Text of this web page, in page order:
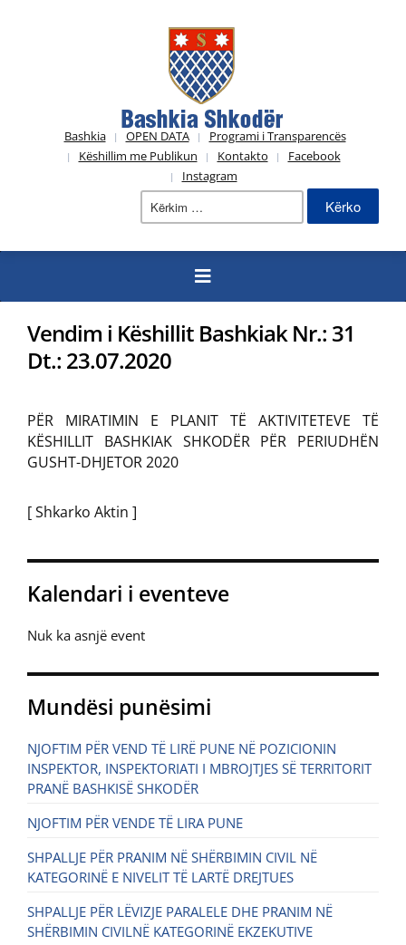
Bashkia OPEN DATA
Programi i Transparencës
Këshillim me Publikun
Kontakto
Facebook
Instagram
Kërko
Vendim i Këshillit Bashkiak Nr.: 31
Dt.: 23.07.2020
PËR MIRATIMIN E PLANIT TË AKTIVITETEVE TË
KËSHILLIT BASHKIAK SHKODËR PËR PERIUDHËN
GUSHT-DHJETOR 2020
[ Shkarko Aktin ]
Kalendari i eventeve
Nuk ka asnjë event
Mundësi punësimi
NJOFTIM PËR VEND TË LIRË PUNE NË POZICIONIN
INSPEKTOR, INSPEKTORIATI I MBROJTJES SË TERRITORIT
PRANË BASHKISË SHKODËR
NJOFTIM PËR VENDE TË LIRA PUNE
SHPALLJE PËR PRANIM NË SHËRBIMIN CIVIL NË
KATEGORINË E NIVELIT TË LARTË DREJTUES
SHPALLJE PËR LËVIZJE PARALELE DHE PRANIM NË
SHËRBIMIN CIVILNË KATEGORINË EKZEKUTIVE